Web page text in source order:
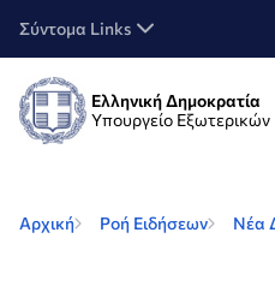
Σύντομα Links
Ελληνική Δημοκρατία
Υπουργείο Εξωτερικών
Αρχική Ροή Ειδήσεων Νέα